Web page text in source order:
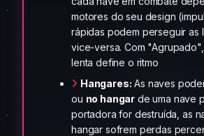
motores do seu design
rápidas podem perseguir as
vice-versa. Com
lenta define o ritmo
Hangares: As naves
ou no hangar de uma nave
portadora for destruída, as
hangar sofrem perdas